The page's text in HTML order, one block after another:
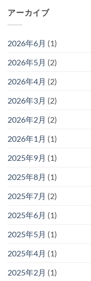
アーカイブ
2026年6月 (1)
2026年5月 (2)
2026年4月 (2)
2026年3月 (2)
2026年2月 (2)
2026年1月 (1)
2025年9月 (1)
2025年8月 (1)
2025年7月 (2)
2025年6月 (1)
2025年5月 (1)
2025年4月 (1)
2025年2月 (1)